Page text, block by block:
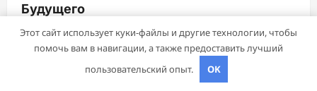
Будущего
mining_broth 30 октября 2024
Этот сайт использует куки-файлы и другие технологии, чтобы
помочь вам в навигации, а также предоставить лучший
пользовательский опыт.
OK